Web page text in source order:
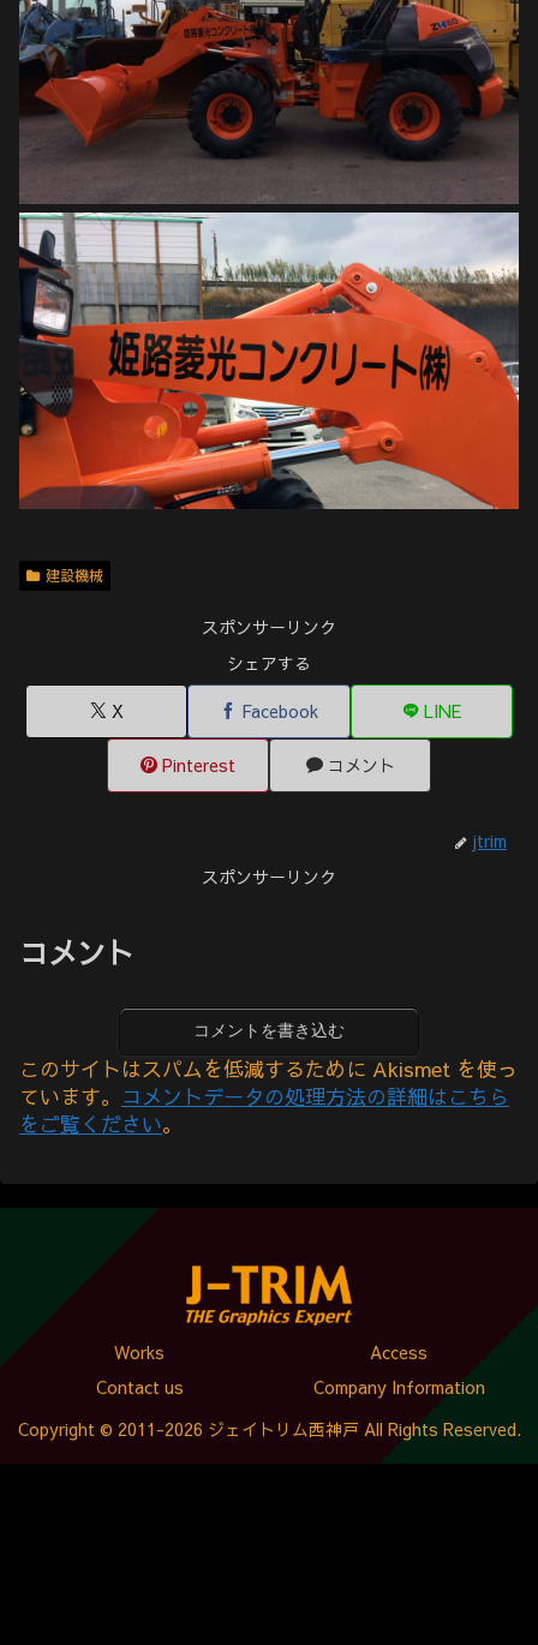
建設機械
スポンサーリンク
シェアする
X
Facebook LINE
Pinterest コメント
jtrim
スポンサーリンク
コメント
コメントを書き込む
このサイトはスパムを低減するために Akismet を使っ
ています。 コメントデータの処理方法の詳細はこちら
をご覧ください。
Works
Access
Contact us
Company Information
Copyright © 2011-2026 ジェイトリム西神戸 All Rights Reserved.